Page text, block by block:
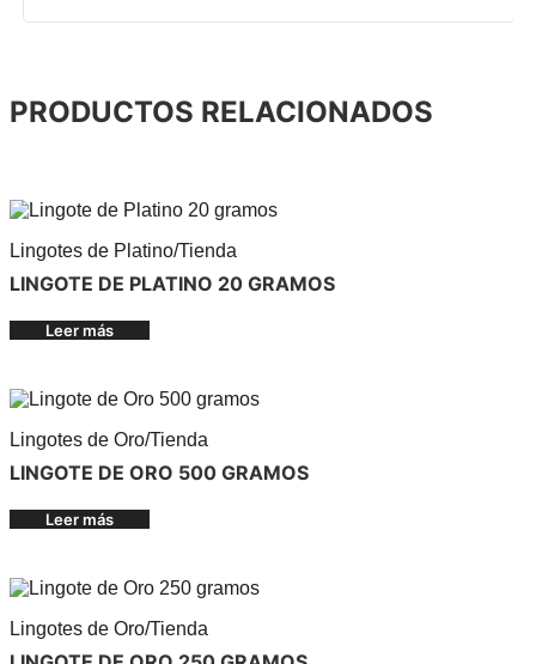
PRODUCTOS RELACIONADOS
Lingotes de Platino/Tienda
LINGOTE DE PLATINO 20 GRAMOS
Leer más
Lingotes de Oro/Tienda
LINGOTE DE ORO 500 GRAMOS
Leer más
Lingotes de Oro/Tienda